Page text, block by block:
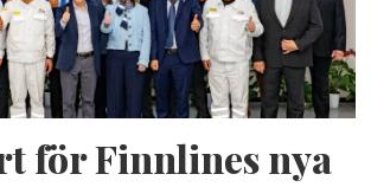
för Finnlines nya